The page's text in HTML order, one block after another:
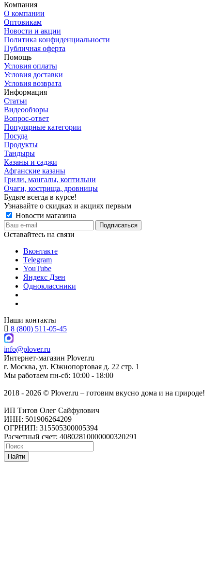
Компания
О компании
Оптовикам
Новости и акции
Политика конфиденциальности
Публичная оферта
Помощь
Условия оплаты
Условия доставки
Условия возврата
Информация
Статьи
Видеообзоры
Вопрос-ответ
Популярные категории
Посуда
Продукты
Тандыры
Казаны и саджи
Афганские казаны
Грили, мангалы, коптильни
Очаги, кострища, дровницы
Будьте всегда в курсе!
Узнавайте о скидках и акциях первым
Новости магазина
Оставайтесь на связи
Вконтакте
Telegram
YouTube
Яндекс Дзен
Одноклассники
Наши контакты
8 (800) 511-05-45
info@plover.ru
Интернет-магазин Plover.ru
г. Москва, ул. Южнопортовая д. 22 стр. 1
Мы работаем пн-сб: 10:00 - 18:00
2018 - 2026 © Plover.ru – готовим вкусно дома и на природе!
ИП Титов Олег Сайфулович
ИНН: 501906264209
ОГРНИП: 315505300005394
Расчетный счет: 40802810000000320291
Найти